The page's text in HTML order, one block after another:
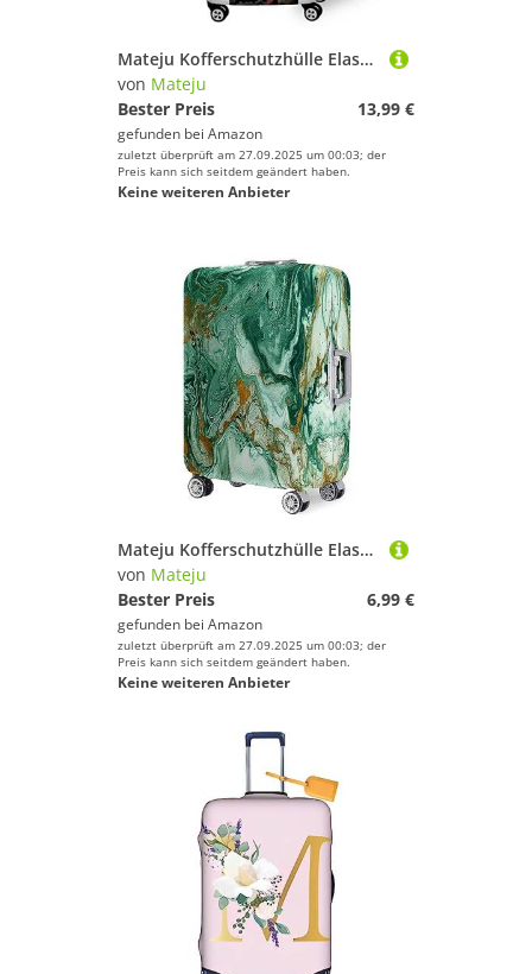
Mateju Kofferschutzhülle Elastisch Kofferhülle 3D Dinosaurier 18-32 Zoll, Gepäck Cover Reisekoffer Hülle Trolley Case Schutzhülle Luggage Cover Waschbare Staubdichte Kofferbezug (Break Wall,M)
von Mateju
Bester Preis
13,99 €
gefunden bei Amazon
zuletzt überprüft am 27.09.2025 um 00:03; der
Preis kann sich seitdem geändert haben.
Keine weiteren Anbieter
Mateju Kofferschutzhülle Elastisch Kofferhülle, 3D Vergoldet Cover Reisekoffer Hülle Trolley Case Schutzhülle Luggage Cover Waschbare Staubdichte Kofferbezug (Grün glasiert,L)
von Mateju
Bester Preis
6,99 €
gefunden bei Amazon
zuletzt überprüft am 27.09.2025 um 00:03; der
Preis kann sich seitdem geändert haben.
Keine weiteren Anbieter